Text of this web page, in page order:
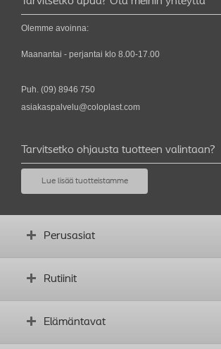
Olemme avoinna:
Maanantai - perjantai klo 8.00-17.00
Puh. (09) 8946 750
asiakaspalvelu@coloplast.com
Tarvitsetko ohjausta tuotteen valintaan?
Lue lisää tuotteistamme
Perusasiat
Mikä on avanne?
Minkä muotoinen vartalosi on?
Sanasto
Rutiinit
Toimivien rutiinien luominen
Elämäntavat